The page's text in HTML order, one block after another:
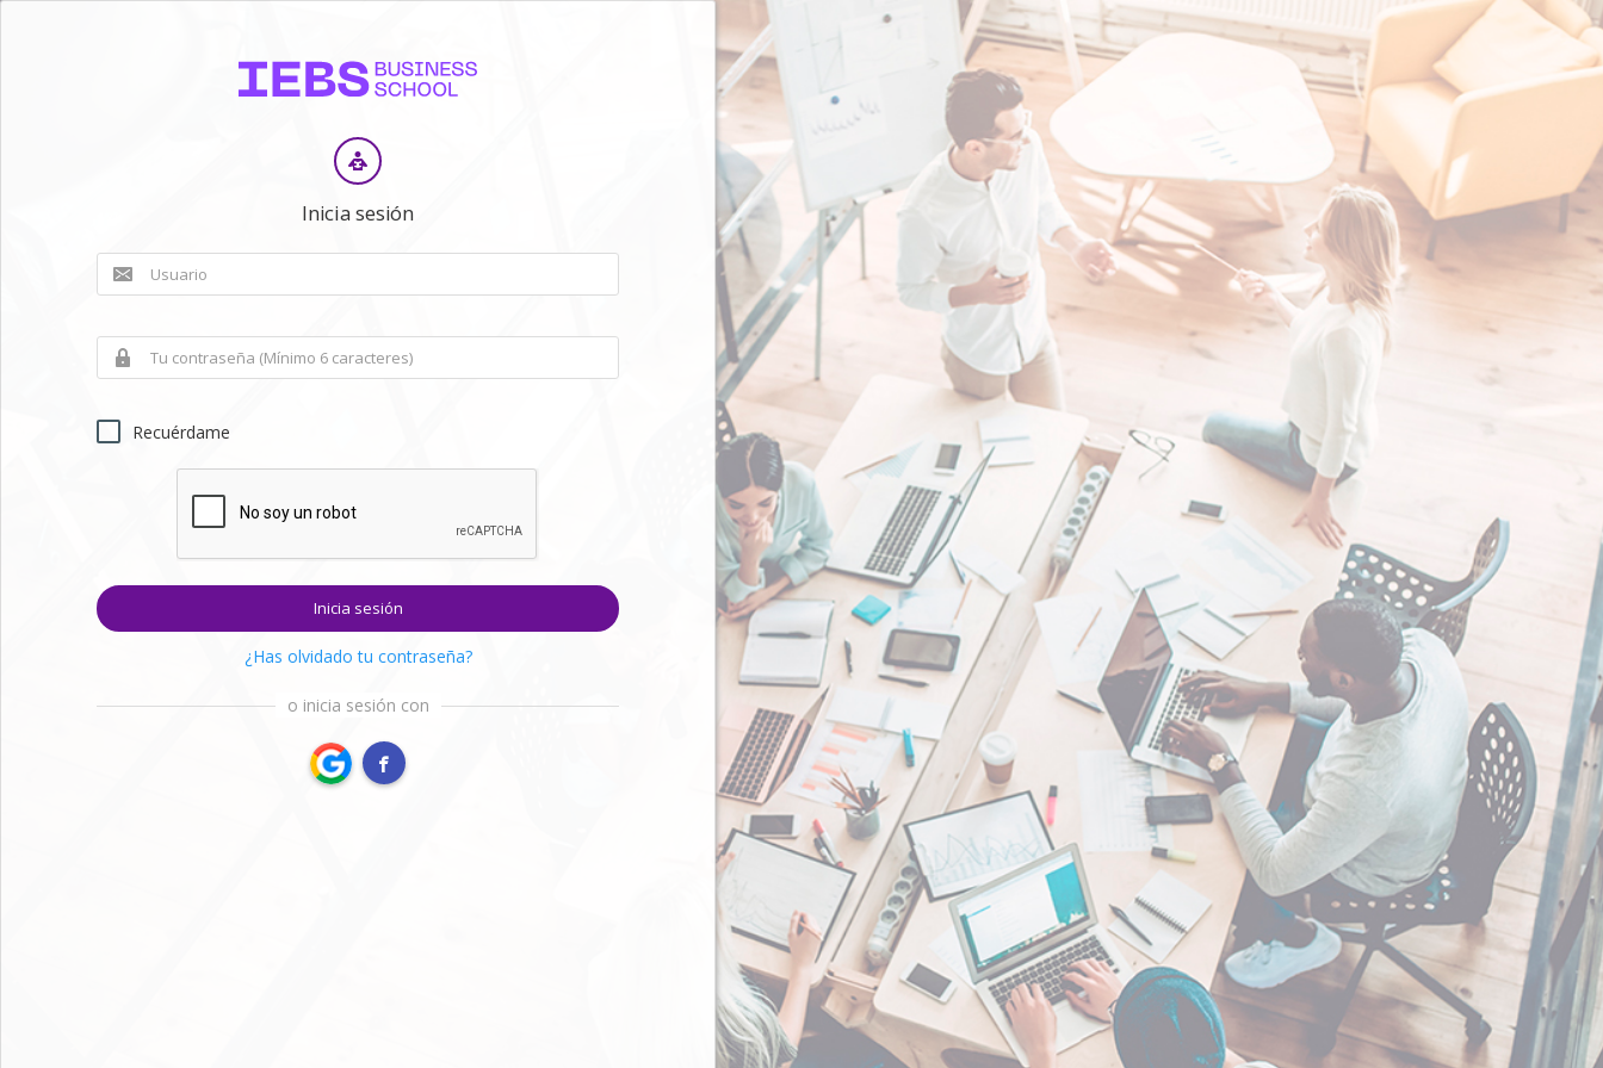
Inicia sesión
Recuérdame
Inicia sesión
¿Has olvidado tu contraseña?
o inicia sesión con